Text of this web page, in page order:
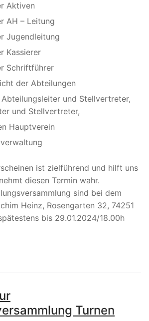
Aktiven
AH – Leitung
Jugendleitung
Kassierer
Schriftführer
der Abteilungen
Abteilungsleiter und Stellvertreter,
und Stellvertreter,
Hauptverein
ist zielführend und hilft uns
diesen Termin wahr.
sind bei dem
Heinz, Rosengarten 32, 74251
bis 29.01.2024/18.00h
Turnen